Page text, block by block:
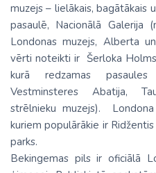
muzejs – lielākais, bagātākais
pasaulē, Nacionālā Galerija
Londonas muzejs, Alberta
vērti noteikti ir Šerloka
kurā redzamas
Vestminsteres Abatija,
strēlnieku muzejs).
kuriem populārākie ir
parks.
Bekingemas pils ir oficiālā